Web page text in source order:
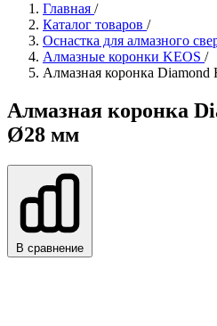
Главная /
Каталог товаров /
Оснастка для алмазного
Алмазные коронки KEOS /
Алмазная коронка
Алмазная коронка
Ø28 мм
В сравнение